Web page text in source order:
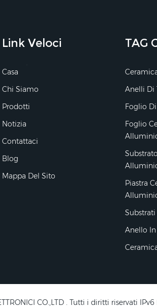
Link Veloci
Casa
Chi Siamo
Prodotti
Notizia
Contattaci
Blog
Mappa Del Sito
TAG
Anelli Di
Foglio
Foglio
Piastra
Substrati
Anello
CO.,LTD . Tutti i diritti riservati IPv6